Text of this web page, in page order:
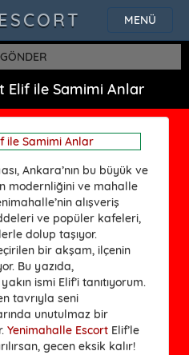
MENÜ
Elif ile Samimi Anlar
Ankara’nın bu büyük ve
modernliğini ve mahalle
alışveriş
ve popüler kafeleri,
dolup taşıyor.
bir akşam, ilçenin
Bu yazıda,
ismi Elif’i tanıtıyorum.
tavrıyla seni
unutulmaz bir
Yenimahalle Escort Elif’le
gecen eksik kalır!